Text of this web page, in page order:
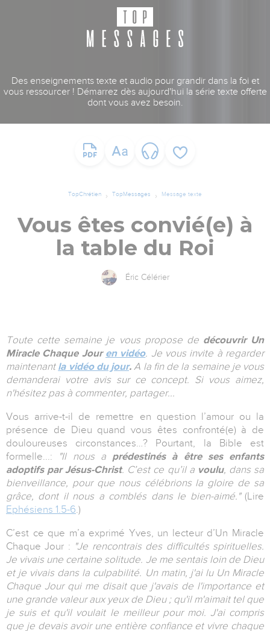
Des enseignements texte et audio pour grandir dans la foi et
vous ressourcer ! Démarrez dès aujourd'hui la série texte offerte
dont vous avez besoin.
TopChrétien TopMessages Message texte
Vous êtes convié(e) à
la table du Roi
Éric Célérier
Toute cette semaine je vous propose de découvrir Un
Miracle Chaque Jour en vidéo. Je vous invite à regarder
maintenant la vidéo du jour.A la fin de la semaine je vous
demanderai votre avis sur ce concept. Si vous aimez,
n'hésitez pas à commenter, partager...
Vous arrive-t-il de remettre en question l’amour ou la
présence de Dieu quand vous êtes confronté(e) à de
douloureuses circonstances…? Pourtant, la Bible est
formelle...:
"Il nous a prédestinésà
être ses enfants
adoptifs par Jésus-Christ. C’est ce qu’il a voulu, dans sa
bienveillance, pour que nous célébrions la gloire de sa
grâce, dont il nous a comblés dans le bien-aimé."(Lire
Ephésiens 1.5-6.)
C’est ce que m’a exprimé Yves, un lecteur d’Un Miracle
Chaque Jour : "Je rencontrais des difficultés spirituelles.
Je vivais une certaine solitude. Je me sentais loin de Dieu
et je vivais dans la culpabilité. Un matin, j'ai lu Un Miracle
Chaque Jour qui me disait que j'avais de l'importance et
une grande valeur aux yeux de Dieu ; qu'il m'aimait tel que
je suis et qu'il voulait le meilleur pour moi. J'ai compris
que je devais avoir une entière confiance et vivre chaque